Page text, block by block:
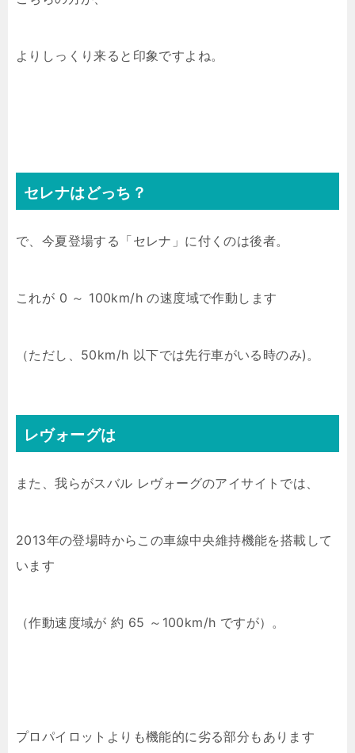
よりしっくり来ると印象ですよね。
セレナはどっち？
で、今夏登場する「セレナ」に付くのは後者。
これが 0 ～ 100km/h の速度域で作動します
（ただし、50km/h 以下では先行車がいる時のみ)。
レヴォーグは
また、我らがスバル レヴォーグのアイサイトでは、
2013年の登場時からこの車線中央維持機能を搭載して
います
（作動速度域が 約 65 ～100km/h ですが）。
プロパイロットよりも機能的に劣る部分もあります